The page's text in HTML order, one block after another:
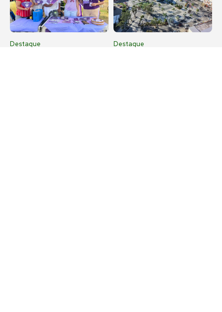
Destaque Destaque